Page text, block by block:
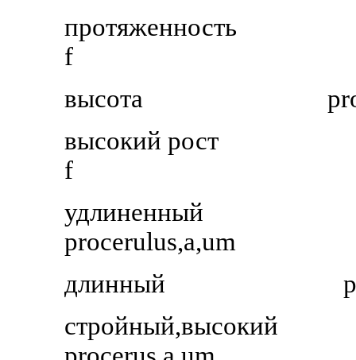
протяженность
f
высота
высокий рост
f
удлиненный
procerulus,a,um
длинный
стройный,высокий